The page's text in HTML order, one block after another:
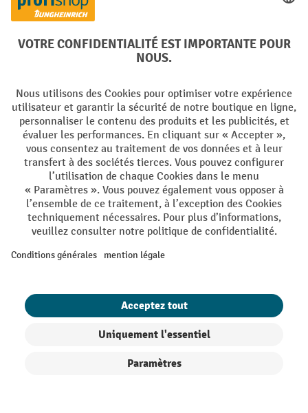
Réseaux sociaux
Facebook
YouTube
LinkedIn
Instagram
Langues
FR
Conditions générales de vente Mentions Légales
Protection des Données Politique de cookies
All prices excl. VAT plusshipping costsand possible delivery charges,
if not stated otherwise.
avec d'autres réductions en pourcentage ou bons de réduction. | ² Une
réduction unique est offerte lors de la première inscription à la
newsletter. Le bon, valable 10 jours, peut être utilisé en ligne pour
pourcentage de remise varie selon la catégorie de produits, pouvant